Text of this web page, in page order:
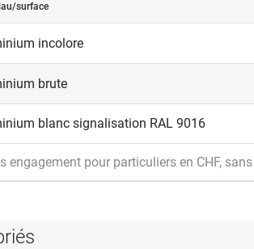
surface
incolore
brute
blanc signalisation RAL 9016
engagement pour particuliers en CHF,